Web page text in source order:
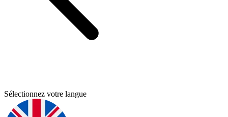
Sélectionnez votre langue